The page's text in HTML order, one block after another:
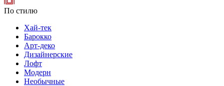
По стилю
Хай-тек
Барокко
Арт-деко
Дизайнерские
Лофт
Модерн
Необычные